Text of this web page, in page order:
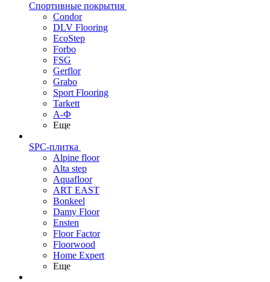
Спортивные покрытия
Condor
DLV Flooring
EcoStep
Forbo
FSG
Gerflor
Grabo
Sport Flooring
Tarkett
А-Ф
Еще
SPC-плитка
Alpine floor
Alta step
Aquafloor
ART EAST
Bonkeel
Damy Floor
Ensten
Floor Factor
Floorwood
Home Expert
Еще